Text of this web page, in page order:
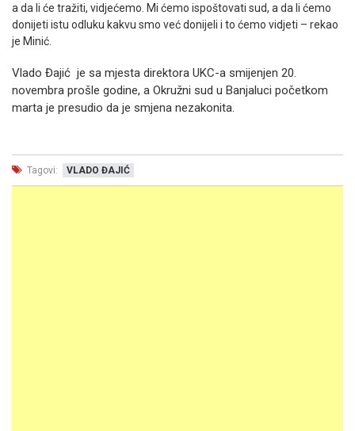
a da li će tražiti, vidjećemo. Mi ćemo ispoštovati sud, a da li ćemo
donijeti istu odluku kakvu smo već donijeli i to ćemo vidjeti – rekao
je Minić.
Vlado Đajić je sa mjesta direktora UKC-a smijenjen 20.
novembra prošle godine, a Okružni sud u Banjaluci početkom
marta je presudio da je smjena nezakonita.
Tagovi: VLADO ĐAJIĆ